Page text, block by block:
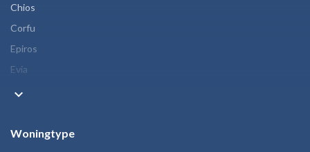
Chios
Corfu
Epiros
Evia
keyboard_arrow_down
Woningtype